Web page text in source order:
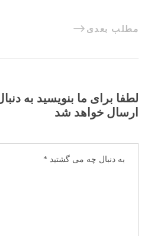
مطلب بعدی
لطفا برای ما بنویسید به
ارسال خواهد شد